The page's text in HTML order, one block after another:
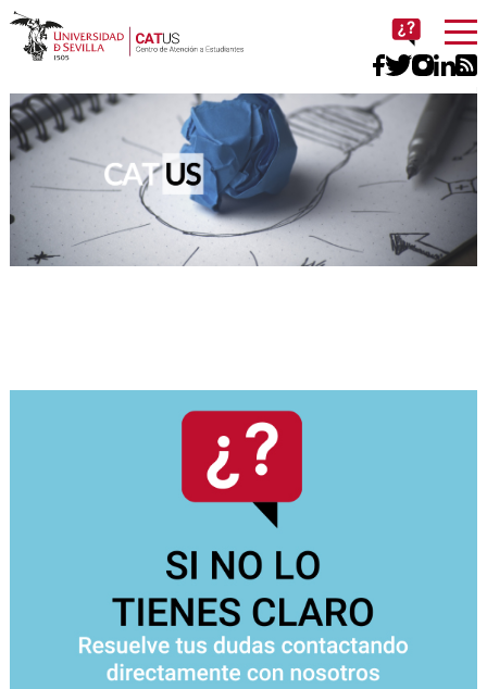
Imagen